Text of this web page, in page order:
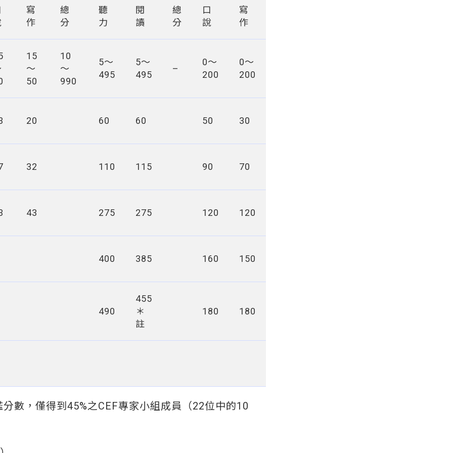
寫
作
總
分
聽
力
閱
讀
總
分
口
說
寫
作
15
～
50
10
～
990
5～
495
5～
495
–
0～
200
0～
200
20 60 60 50 30
32 110 115 90 70
43 275 275 120 120
400 385 160 150
490
455
＊
註
180 180
數，僅得到45%之CEF專家小組成員（22位中的10